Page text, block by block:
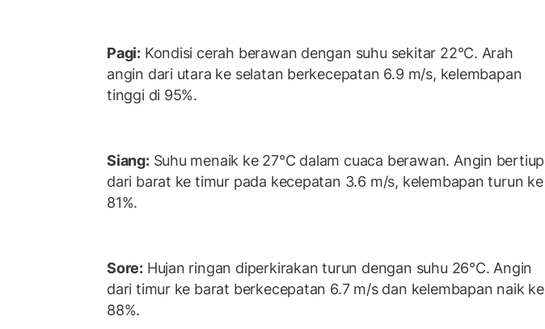
Pagi:Kondisi cerah berawan dengan suhu sekitar 22°C. Arah
angin dari utara ke selatan berkecepatan 6.9 m/s, kelembapan
tinggi di 95%.
Siang:Suhu menaik ke 27°C dalam cuaca berawan. Angin bertiup
dari barat ke timur pada kecepatan 3.6 m/s, kelembapan turun ke
81%.
Sore:Hujan ringan diperkirakan turun dengan suhu 26°C. Angin
dari timur ke barat berkecepatan 6.7 m/s dan kelembapan naik ke
88%.